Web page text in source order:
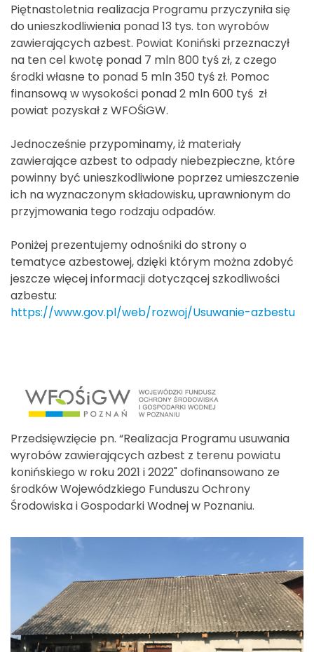
Piętnastoletnia realizacja Programu przyczyniła się
do unieszkodliwienia ponad 13 tys. ton wyrobów
zawierających azbest. Powiat Koniński przeznaczył
na ten cel kwotę ponad 7 mln 800 tyś zł, z czego
środki własne to ponad 5 mln 350 tyś zł. Pomoc
finansową w wysokości ponad 2 mln 600 tyś zł
powiat pozyskał z WFOŚiGW.
Jednocześnie przypominamy, iż materiały
zawierające azbest to odpady niebezpieczne, które
powinny być unieszkodliwione poprzez umieszczenie
ich na wyznaczonym składowisku, uprawnionym do
przyjmowania tego rodzaju odpadów.
Poniżej prezentujemy odnośniki do strony o
tematyce azbestowej, dzięki którym można zdobyć
jeszcze więcej informacji dotyczącej szkodliwości
azbestu:
https://www.gov.pl/web/rozwoj/Usuwanie-azbestu
Przedsięwzięcie pn. “Realizacja Programu usuwania
wyrobów zawierających azbest z terenu powiatu
konińskiego w roku 2021 i 2022" dofinansowano ze
środków Wojewódzkiego Funduszu Ochrony
Środowiska i Gospodarki Wodnej w Poznaniu.